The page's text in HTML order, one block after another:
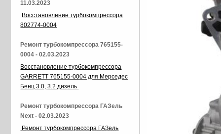
11.03.2023
Восстановление турбокомпрессора
802774-0004
Ремонт турбокомпрессора 765155-
0004 - 02.03.2023
Восстановление турбокомпрессора
GARRETT 765155-0004 для Мерседес
Бенц 3.0, 3.2 дизель
Ремонт турбокомпрессора ГАЗель
Next - 02.03.2023
Ремонт турбокомпрессора ГАЗель